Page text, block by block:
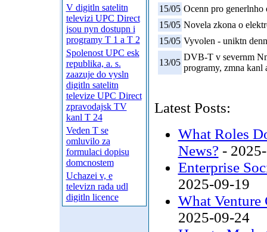
V digitln satelitn
televizi UPC Direct
jsou nyn dostupn i
programy T 1 a T 2
Spolenost UPC esk
republika, a. s.
zaazuje do vysln
digitln satelitn
televize UPC Direct
zpravodajsk TV
kanl T 24
Veden T se
omluvilo za
formulaci dopisu
domcnostem
Uchazei v, e
televizn rada udl
digitln licence
15/05 Ocenn pro generlnho
15/05 Novela zkona o
15/05 Vyvolen - uniktn
13/05
DVB-T v severnm
programy, zmna kanl
Latest Posts:
What Roles
News? -
Enterprise
2025-09-19
What Venture
2025-09-24